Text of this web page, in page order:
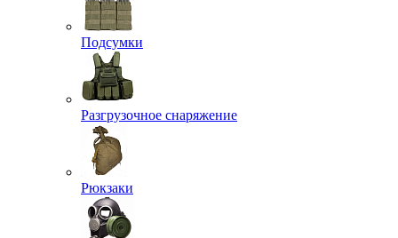
Подсумки
Разгрузочное снаряжение
Рюкзаки